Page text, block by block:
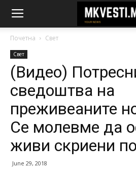
Почетна Свет
Свет
(Видео)
сведоштва на
преживеаните
Се молевме да
живи скриени
June 29, 2018